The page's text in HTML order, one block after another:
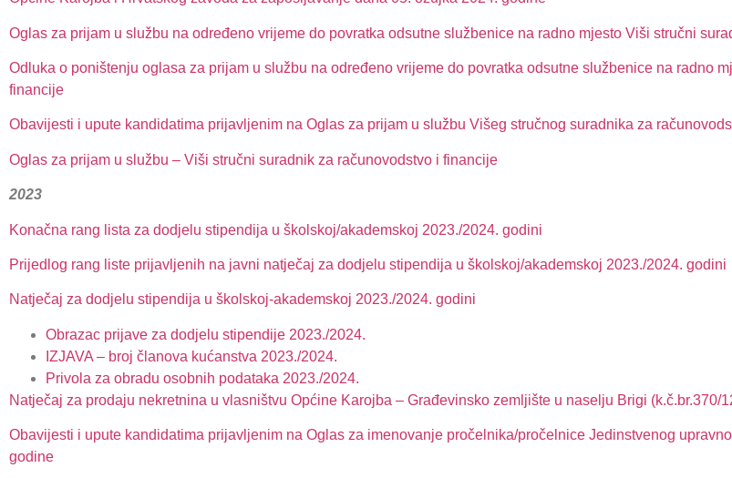
Oglas za prijam u službu na određeno vrijeme do povratka odsutne službenice na radno mjesto Viši stručni
Odluka o poništenju oglasa za prijam u službu na određeno vrijeme do povratka odsutne službenice na radno
financije
Obavijesti i upute kandidatima prijavljenim na Oglas za prijam u službu Višeg stručnog suradnika za
Oglas za prijam u službu – Viši stručni suradnik za računovodstvo i financije
2023
Konačna rang lista za dodjelu stipendija u školskoj/akademskoj 2023./2024. godini
Prijedlog rang liste prijavljenih na javni natječaj za dodjelu stipendija u školskoj/akademskoj 2023./2024. godini
Natječaj za dodjelu stipendija u školskoj-akademskoj 2023./2024. godini
Obrazac prijave za dodjelu stipendije 2023./2024.
IZJAVA – broj članova kućanstva 2023./2024.
Privola za obradu osobnih podataka 2023./2024.
Natječaj za prodaju nekretnina u vlasništvu Općine Karojba – Građevinsko zemljište u naselju Brigi (k.č.br.370/
Obavijesti i upute kandidatima prijavljenim na Oglas za imenovanje pročelnika/pročelnice Jedinstvenog
godine